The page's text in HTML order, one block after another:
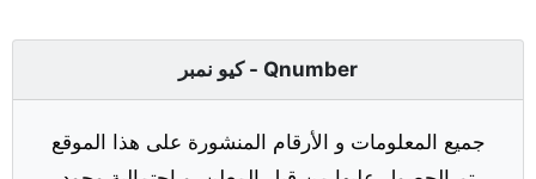
كيو نمبر - Qnumber
جميع المعلومات و الأرقام المنشورة على هذا الموقع